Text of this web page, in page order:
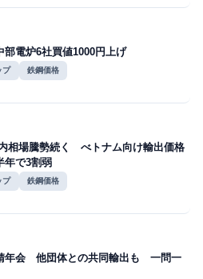
電炉6社買値1000円上げ
プ 鉄鋼価格
相場騰勢続く べトナム向け輸出価格
で3割弱
プ 鉄鋼価格
年会 他団体との共同輸出も 一問一